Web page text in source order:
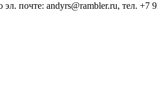
почте: andyrs@rambler.ru, тел. +7